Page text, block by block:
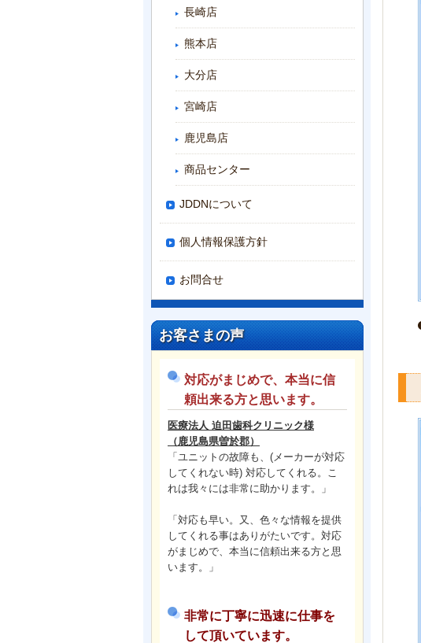
長崎店
熊本店
大分店
宮崎店
鹿児島店
商品センター
JDDNについて
個人情報保護方針
お問合せ
お客さまの声
対応がまじめで、本当に信
頼出来る方と思います。
医療法人 迫田歯科クリニック様
（鹿児島県曽於郡）
「ユニットの故障も、(メーカーが対応
してくれない時) 対応してくれる。こ
れは我々には非常に助かります。」
「対応も早い。又、色々な情報を提供
してくれる事はありがたいです。対応
がまじめで、本当に信頼出来る方と思
います。」
非常に丁寧に迅速に仕事を
して頂いています。